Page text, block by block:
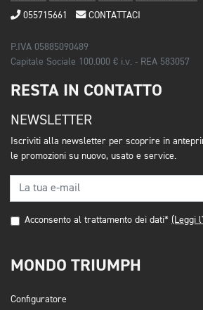
055715661 CONTATTACI
P.IVA 05885090489
Capitale Sociale 100.000 € i.v. - REA 583057
RESTA IN CONTATTO
NEWSLETTER
Iscriviti alla newsletter per scoprire in
le promozioni su nuovo, usato e service.
Acconsento al trattamento dei dati* (Leggi
MONDO TRIUMPH
Configuratore